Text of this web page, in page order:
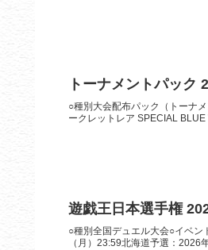
トーナメントパック
○種別大会配布パック（トーナ
ークレットレア SPECIAL
遊戯王日本選手権
○種別全国デュエル大会○イベ
（月）23:59北海道予選：